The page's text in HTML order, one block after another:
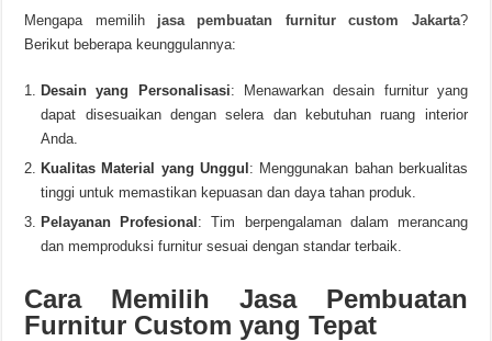
Mengapa memilih jasa pembuatan furnitur custom Jakarta?
Berikut beberapa keunggulannya:
Desain yang Personalisasi: Menawarkan desain furnitur yang
dapat disesuaikan dengan selera dan kebutuhan ruang interior
Anda.
Kualitas Material yang Unggul : Menggunakan bahan berkualitas
tinggi untuk memastikan kepuasan dan daya tahan produk.
Pelayanan Profesional : Tim berpengalaman dalam merancang
dan memproduksi furnitur sesuai dengan standar terbaik.
Cara Memilih Jasa Pembuatan
Furnitur Custom yang Tepat